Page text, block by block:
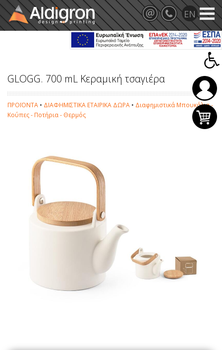
GLOGG. 700 mL Κεραμική τσαγιέρα
ΠΡΟΪΟΝΤΑ • ΔΙΑΦΗΜΙΣΤΙΚΑ ΕΤΑΙΡΙΚΑ ΔΩΡΑ • Διαφημιστικά Μπουκάλια -
Κούπες - Ποτήρια - Θερμός